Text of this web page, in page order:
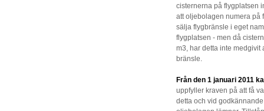
cisternerna på flygplatsen
att oljebolagen numera på
sälja flygbränsle i eget
flygplatsen - men då
m3, har detta inte medgivit
bränsle.
Från den 1 januari 2011
uppfyller kraven på att få
detta och vid